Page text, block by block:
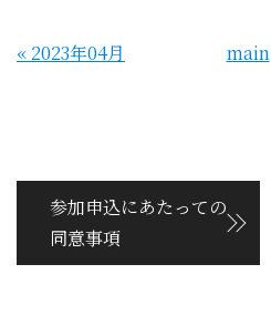
« 2023年04月 main
参加申込にあたっての
同意事項